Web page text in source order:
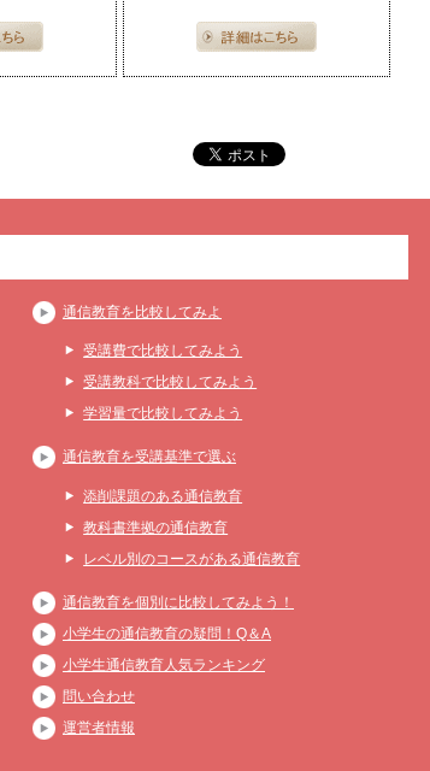
通信教育を比較してみよ
受講費で比較してみよう
受講教科で比較してみよう
学習量で比較してみよう
通信教育を受講基準で選ぶ
添削課題のある通信教育
教科書準拠の通信教育
レベル別のコースがある通信教育
通信教育を個別に比較してみよう！
小学生の通信教育の疑問！Q＆A
小学生通信教育人気ランキング
問い合わせ
運営者情報